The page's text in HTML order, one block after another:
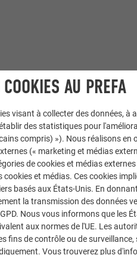
AU PREFA
visant à collecter des données, à
des statistiques pour
compris) »). Nous réalisons en
(« marketing et médias
de cookies et médias
et médias. Ces cookies
basés aux États-Unis. En
la transmission des données
Nous vous informons que les
aux normes de l'UE. Les
fins de contrôle ou de
Vous trouverez plus